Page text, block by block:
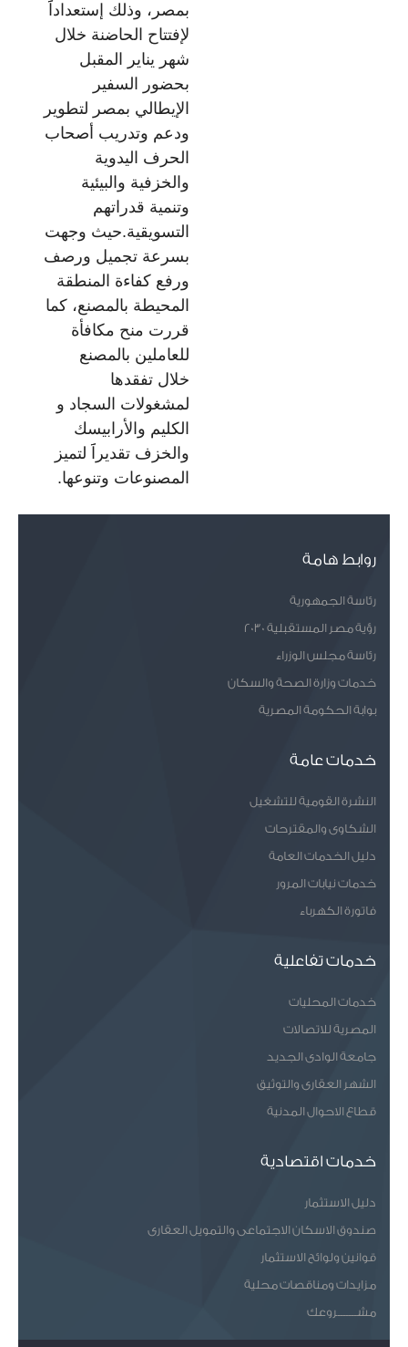
بمصر، وذلك إستعداداََ
لإفتتاح الحاضنة خلال
شهر يناير المقبل
بحضور السفير
الإيطالي بمصر لتطوير
ودعم وتدريب أصحاب
الحرف اليدوية
والخزفية والبيئية
وتنمية قدراتهم
التسويقية.حيث وجهت
بسرعة تجميل ورصف
ورفع كفاءة المنطقة
المحيطة بالمصنع، كما
قررت منح مكافأة
للعاملين بالمصنع
خلال تفقدها
لمشغولات السجاد و
الكليم والأرابيسك
والخزف تقديراََ لتميز
المصنوعات وتنوعها.
روابط هامة
رئاسة الجمهورية
رؤية مصر المستقبلية 2030
رئاسة مجلس الوزراء
خدمات وزارة الصحة والسكان
بوابة الحكومة المصرية
خدمات عامة
النشرة القومية للتشغيل
الشكاوى والمقترحات
دليل الخدمات العامة
خدمات نيابات المرور
فاتورة الكهرباء
خدمات تفاعلية
خدمات المحليات
المصرية للاتصالات
جامعة الوادى الجديد
الشهر العقارى والتوثيق
قطاع الاحوال المدنية
خدمات اقتصادية
دليل الاستثمار
صندوق الاسكان الاجتماعى والتمويل العقارى
قوانين ولوائح الاستثمار
مزايدات ومناقصات محلية
مشـــــــروعك